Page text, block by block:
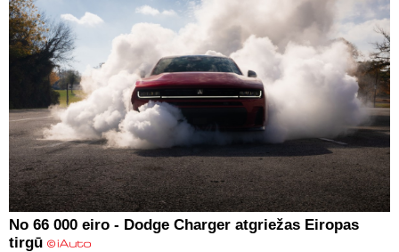
No 66 000 eiro - Dodge Charger atgriežas Eiropas
tirgū